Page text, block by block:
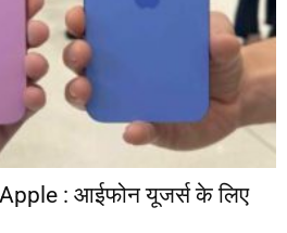
: आईफोन यूजर्स के लिए